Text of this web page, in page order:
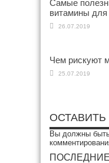
Самые
витамины для
26.07.2019
Чем рискуют
25.07.2019
Вы должны